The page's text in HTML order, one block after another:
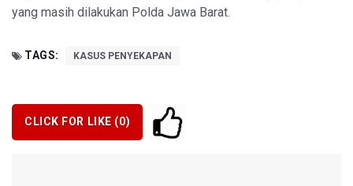
yang masih dilakukan Polda Jawa Barat.
TAGS: KASUS PENYEKAPAN
CLICK FOR LIKE (0)